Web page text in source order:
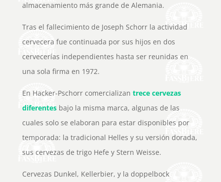
almacenamiento más grande de Alemania.
Tras el fallecimiento de Joseph Schorr la actividad
cervecera fue continuada por sus hijos en dos
cervecerías independientes hasta ser reunidas en
una sola firma en 1972.
En Hacker-Pschorr comercializan trece cervezas
diferentesbajo la misma marca, algunas de las
cuales solo se elaboran para estar disponibles por
temporada: la tradicional Helles y su versión dorada,
sus cervezas de trigo Hefe y Stern Weisse.
Cervezas Dunkel, Kellerbier, y la doppelbock